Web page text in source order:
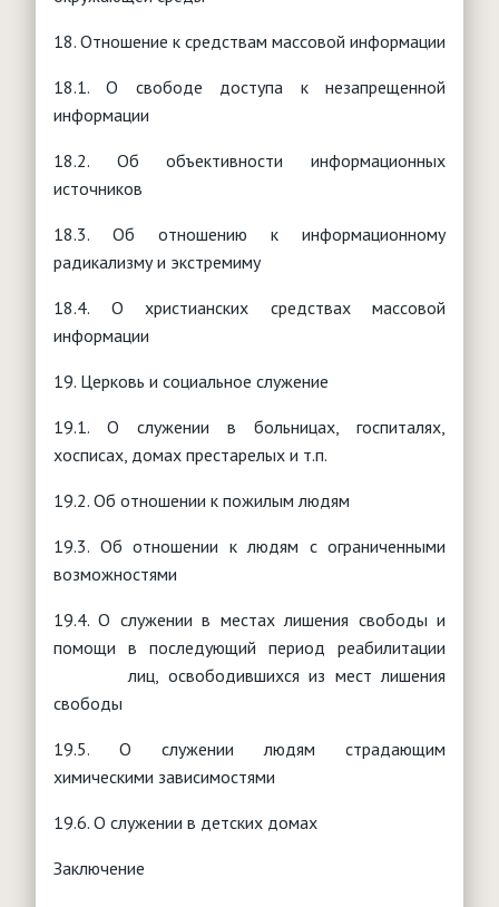
18. Отношение к средствам массовой информации
18.1. О свободе доступа к незапрещенной
информации
18.2. Об объективности информационных
источников
18.3. Об отношению к информационному
радикализму и экстремиму
18.4. О христианских средствах массовой
информации
19. Церковь и социальное служение
19.1. О служении в больницах, госпиталях,
хосписах, домах престарелых и т.п.
19.2. Об отношении к пожилым людям
19.3. Об отношении к людям с ограниченными
возможностями
19.4. О служении в местах лишения свободы и
помощи в последующий период реабилитации
лиц, освободившихся из мест лишения
свободы
19.5. О служении людям страдающим
химическими зависимостями
19.6. О служении в детских домах
Заключение